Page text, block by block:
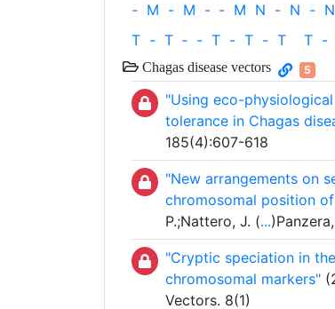
- M - M - ‐ M N - N - N
T - T ‐ - T - T - T T -
Chagas disease vectors 5
"Using eco-
tolerance in Chagas
185(4):607-618
"New arrangements on
chromosomal position
P.;Nattero, J. (...
"Cryptic speciation in
chromosomal markers"
Vectors. 8(1)